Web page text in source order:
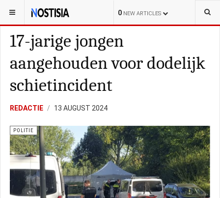
0 NEW ARTICLES
YOU ARE HERE: NEDERLAND ALGEMEEN
17-jarige jongen
aangehouden voor dodelijk
schietincident
REDACTIE 13 AUGUST 2024
POLITIE